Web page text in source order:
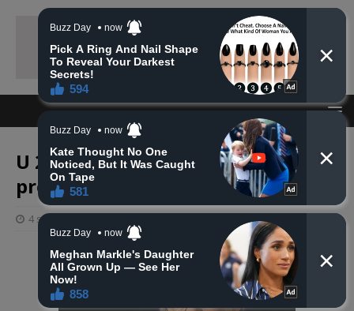
U 27. godini života na Ahiret
preselio Haris ( Suad) Jašarspahić
4 siječnja, 2025